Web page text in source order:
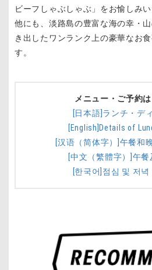
ビーフしゃぶしゃぶ」をお愉しみ
他にも、淡路島の豊富な海の幸・
き出したワンランク上の豪華なお
す。
メニュー・ご予約
[日本語]ランチ・デ
[English]Details of
[汉语（简体字）]午餐和
[中文（繁體字）]午
[한국어]점심 및 저녁